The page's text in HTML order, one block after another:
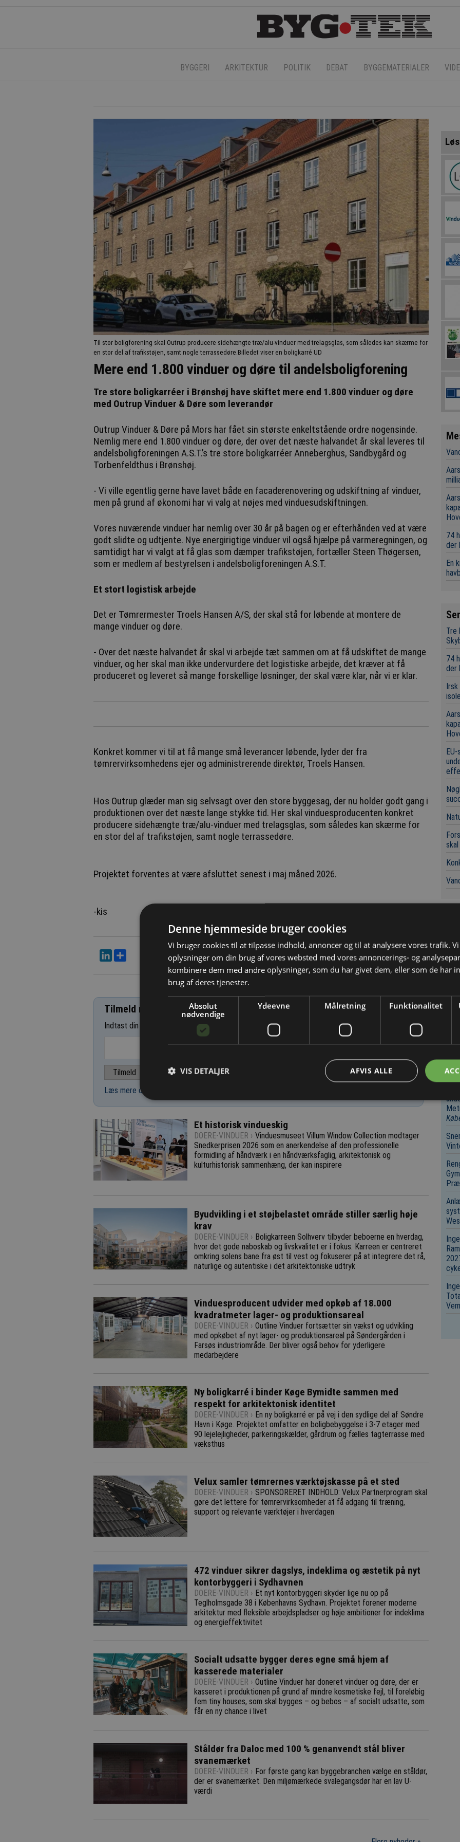
BYGGERI ARKITEKTUR POLITIK DEBAT BYGGEMATERIALER
Til stor boligforening skal Outrup producere sidehængte træ/alu-vinduer med trelagsglas, som således kan skærme for
en stor del af trafikstøjen, samt nogle terrassedøre.Billedet viser en boligkarré UD
Mere end 1.800 vinduer og døre til andelsboligforening
Tre store boligkarréer i Brønshøj have skiftet mere end 1.800 vinduer og døre
med Outrup Vinduer & Døre som leverandør
Outrup Vinduer & Døre på Mors har fået sin største enkeltstående ordre nogensinde.
Nemlig mere end 1.800 vinduer og døre, der over det næste halvandet år skal leveres til
andelsboligforeningen A.S.T.’s tre store boligkarréer Anneberghus, Sandbygård og
Torbenfeldthus i Brønshøj.
- Vi ville egentlig gerne have lavet både en facaderenovering og udskiftning af vinduer,
men på grund af økonomi har vi valg at nøjes med vinduesudskiftningen.
Vores nuværende vinduer har nemlig over 30 år på bagen og er efterhånden ved at være
godt slidte og udtjente. Nye energirigtige vinduer vil også hjælpe på varmeregningen, og
samtidigt har vi valgt at få glas som dæmper trafikstøjen, fortæller Steen Thøgersen,
som er medlem af bestyrelsen i andelsboligforeningen A.S.T.
Et stort logistisk arbejde
Det er Tømrermester Troels Hansen A/S, der skal stå for løbende at montere de
mange vinduer og døre.
- Over det næste halvandet år skal vi arbejde tæt sammen om at få udskiftet de mange
vinduer, og her skal man ikke undervurdere det logistiske arbejde, det kræver at få
produceret og leveret så mange forskellige løsninger, der skal være klar, når vi er klar.
Konkret kommer vi til at få mange små leverancer løbende, lyder der fra
tømrervirksomhedens ejer og administrerende direktør, Troels Hansen.
Hos Outrup glæder man sig selvsagt over den store byggesag, der nu holder godt gang i
produktionen over det næste lange stykke tid. Her skal vinduesproducenten konkret
producere sidehængte træ/alu-vinduer med trelagsglas, som således kan skærme for
en stor del af trafikstøjen, samt nogle terrassedøre.
Projektet forventes at være afsluttet senest i maj måned 2026.
-kis
LinkedIn 11/5 2025
Tilmeld nyhedsbrev
Indtast din e-mail-adresse herunder.
Læs mere om udsendelsestidspunkter og afmelding her
Et historisk vindueskig
DOERE-VINDUER › Vinduesmuseet Villum Window Collection modtager
Snedkerprisen 2026 som en anerkendelse af den professionelle
formidling af håndværk i en håndværksfaglig, arkitektonisk og
kulturhistorisk sammenhæng, der kan inspirere
Byudvikling i et støjbelastet område stiller særlig høje
krav
DOERE-VINDUER › Boligkarreen Solhverv tilbyder beboerne en hverdag,
hvor det gode naboskab og livskvalitet er i fokus. Karreen er centreret
omkring solens bane fra øst til vest og fokuserer på at integrere det rå,
naturlige og autentiske i det arkitektoniske udtryk
Vinduesproducent udvider med opkøb af 18.000
kvadratmeter lager- og produktionsareal
DOERE-VINDUER › Outline Vinduer fortsætter sin vækst og udvikling
med opkøbet af nyt lager- og produktionsareal på Søndergården i
Farsøs industriområde. Der bliver også behov for yderligere
medarbejdere
Ny boligkarré i binder Køge Bymidte sammen med
respekt for arkitektonisk identitet
DOERE-VINDUER › En ny boligkarré er på vej i den sydlige del af Søndre
Havn i Køge. Projektet omfatter en boligbebyggelse i 3-7 etager med
90 lejelejligheder, parkeringskælder, gårdrum og fælles tagterrasse med
væksthus
Velux samler tømrernes værktøjskasse på et sted
DOERE-VINDUER › SPONSORERET INDHOLD: Velux Partnerprogram skal
gøre det lettere for tømrervirksomheder at få adgang til træning,
support og relevante værktøjer i hverdagen
472 vinduer sikrer dagslys, indeklima og æstetik på nyt
kontorbyggeri i Sydhavnen
DOERE-VINDUER › Et nyt kontorbyggeri skyder lige nu op på
Teglholmsgade 38 i Københavns Sydhavn. Projektet forener moderne
arkitektur med fleksible arbejdspladser og høje ambitioner for indeklima
og energieffektivitet
Socialt udsatte bygger deres egne små hjem af
kasserede materialer
DOERE-VINDUER › Outline Vinduer har doneret vinduer og døre, der er
kasseret i produktionen på grund af mindre kosmetiske fejl, til foreløbig
fem tiny houses, som skal bygges – og bebos – af socialt udsatte, som
får en ny chance i livet
Ståldør fra Daloc med 100 % genanvendt stål bliver
svanemærket
DOERE-VINDUER › For første gang kan byggebranchen vælge en ståldør,
der er svanemærket. Den miljømærkede svalegangsdør har en lav U-
værdi
74
der
En
Tre
74
der
til
Denne hjemmeside bruger cookies
Vi bruger cookies til at tilpasse indhold, annoncer og til at analysere vores trafik.
oplysninger om din brug af vores websted med vores annoncerings- og
kombinere dem med andre oplysninger, som du har givet dem, eller som de har
brug af deres tjenester.
Absolut
nødvendige
Ydeevne Målretning Funktionalitet
AFVIS ALLE
VIS DETALJER